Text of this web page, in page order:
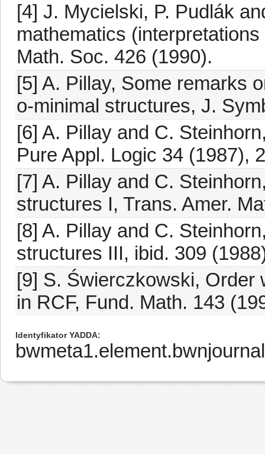
[4] J. Mycielski, P. Pudlák
mathematics
Math. Soc. 426 (1990).
[5] A. Pillay, Some remarks
o-minimal structures, J.
[6] A. Pillay and C.
Pure Appl. Logic 34 (1987),
[7] A. Pillay and C.
structures I, Trans. Amer.
[8] A. Pillay and C.
structures III, ibid. 309
[9] S. Świerczkowski, Order
in RCF, Fund. Math. 143
Identyfikator YADDA